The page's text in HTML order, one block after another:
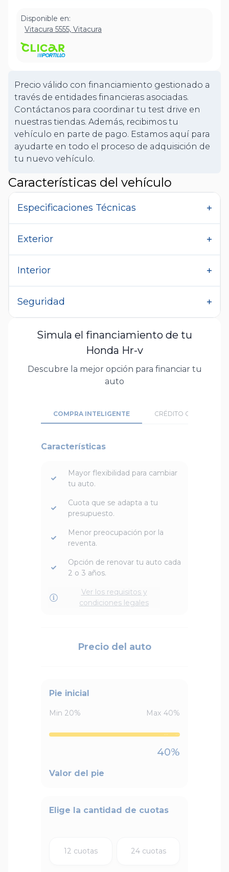
Disponible en:
Vitacura 5555, Vitacura
Precio válido con financiamiento gestionado a
través de entidades financieras asociadas.
Contáctanos para coordinar tu test drive en
nuestras tiendas. Además, recibimos tu
vehículo en parte de pago. Estamos aquí para
ayudarte en todo el proceso de adquisición de
tu nuevo vehículo.
Características del vehículo
Especificaciones Técnicas
Exterior
Interior
Seguridad
Simula el financiamiento de tu
Honda Hr-v
Descubre la mejor opción para financiar tu
auto
COMPRA INTELIGENTE CRÉDITO
Características
Mayor flexibilidad para cambiar
tu auto.
Cuota que se adapta a tu
presupuesto.
Menor preocupación por la
reventa.
Opción de renovar tu auto cada
2 o 3 años.
Ver los requisitos y
condiciones legales
Precio del auto
Pie inicial
Min 20% Max 40%
40%
Valor del pie
Elige la cantidad de cuotas
12 cuotas 24 cuotas